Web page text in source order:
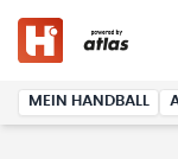
MEIN HANDBALL